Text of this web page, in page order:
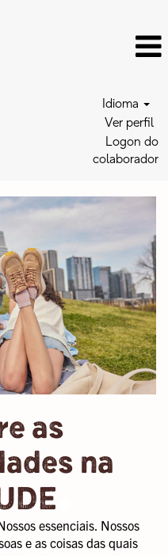
Idioma
Ver perfil
Logon do
colaborador
as
na
.
essenciais. Nossos
e as coisas das quais